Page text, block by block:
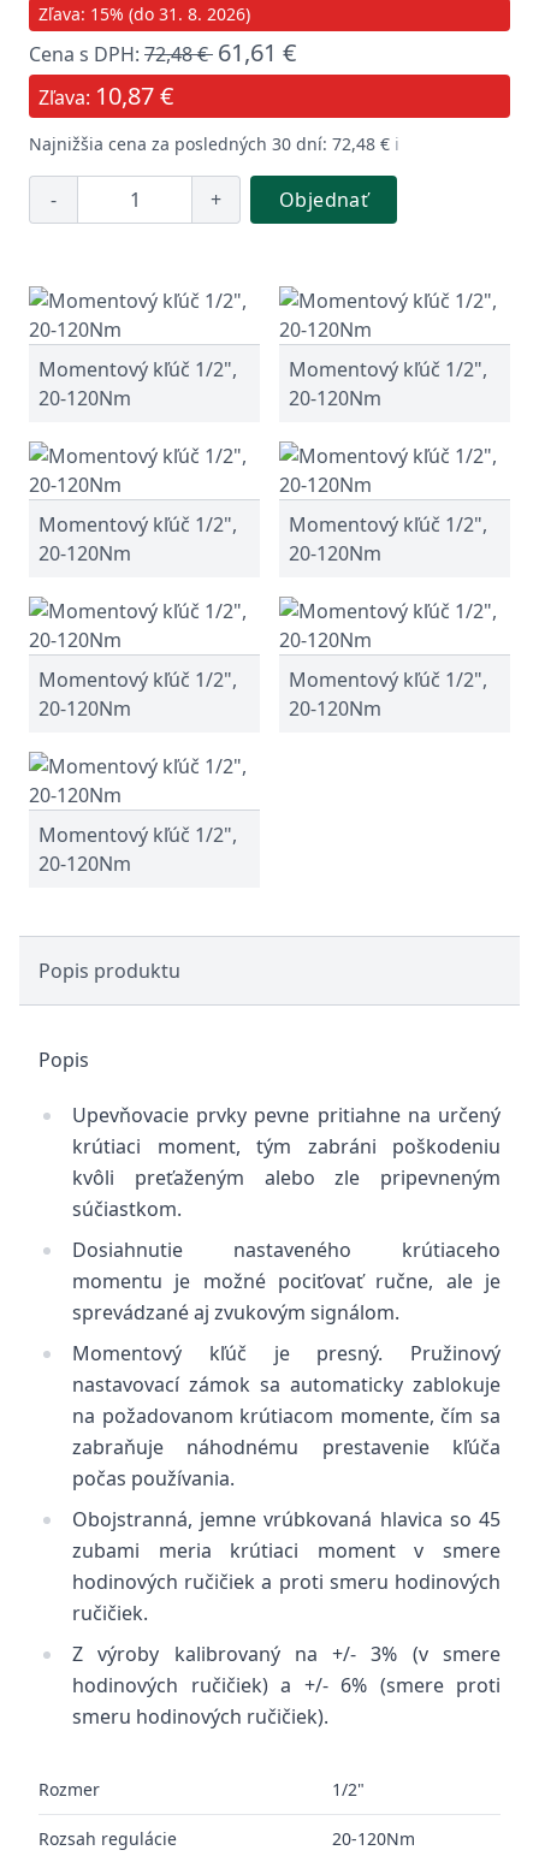
Zľava: 15% (do 31. 8. 2026)
Cena s DPH: 72,48 € 61,61 €
Zľava: 10,87 €
Najnižšia cena za posledných 30 dní: 72,48 € ℹ️
- + Objednať
Momentový kľúč 1/2",
20-120Nm
Momentový kľúč 1/2",
20-120Nm
Momentový kľúč 1/2",
20-120Nm
Momentový kľúč 1/2",
20-120Nm
Momentový kľúč 1/2",
20-120Nm
Momentový kľúč 1/2",
20-120Nm
Momentový kľúč 1/2",
20-120Nm
Popis produktu
Popis
Upevňovacie prvky pevne pritiahne na určený
krútiaci moment, tým zabráni poškodeniu
kvôli preťaženým alebo zle pripevneným
súčiastkom.
Dosiahnutie nastaveného krútiaceho
momentu je možné pociťovať ručne, ale je
sprevádzané aj zvukovým signálom.
Momentový kľúč je presný. Pružinový
nastavovací zámok sa automaticky zablokuje
na požadovanom krútiacom momente, čím sa
zabraňuje náhodnému prestavenie kľúča
počas používania.
Obojstranná, jemne vrúbkovaná hlavica so 45
zubami meria krútiaci moment v smere
hodinových ručičiek a proti smeru hodinových
ručičiek.
Z výroby kalibrovaný na +/- 3% (v smere
hodinových ručičiek) a +/- 6% (smere proti
smeru hodinových ručičiek).
Rozmer 1/2"
Rozsah regulácie 20-120Nm